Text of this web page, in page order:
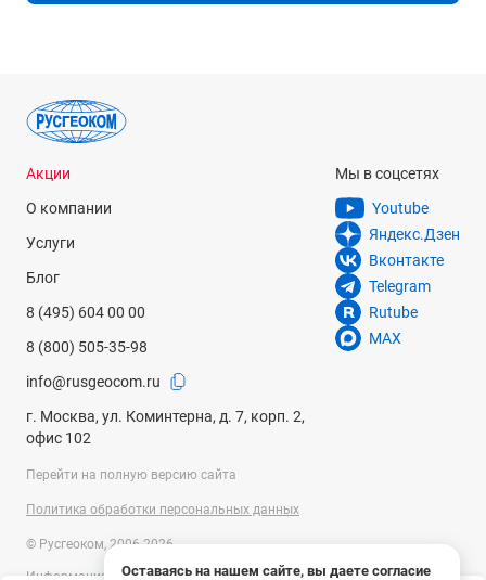
Оставаясь на нашем сайте, вы даете согласие
Акции
О компании
Услуги
Блог
8 (495) 604 00 00
8 (800) 505-35-98
info@rusgeocom.ru
г. Москва, ул. Коминтерна, д. 7, корп. 2,
офис 102
Мы в соцсетях
Youtube
Яндекс.Дзен
Вконтакте
Telegram
Rutube
MAX
Перейти на полную версию сайта
Политика обработки персональных данных
© Русгеоком, 2006-2026
Информация на сайте носит справочный характер и не является